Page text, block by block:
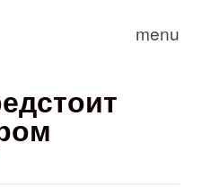
menu